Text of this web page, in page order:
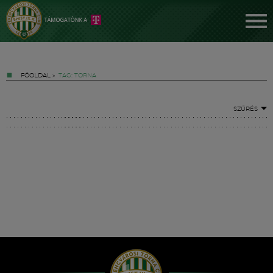
FŐOLDAL » TAG: TORNA
SZŰRÉS
Hírek